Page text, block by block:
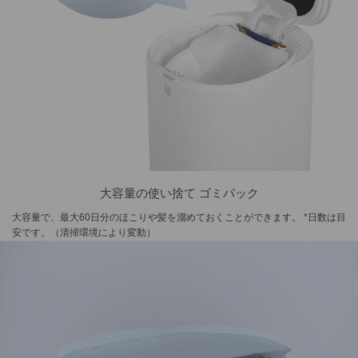
大容量の使い捨て ゴミパック
大容量で、最大60日分のほこりや髪を溜めておくことができます。 *日数は目
安です。（清掃環境により変動）